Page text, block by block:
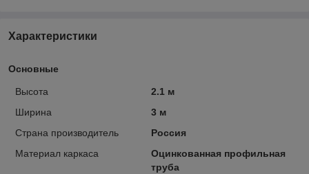
Характеристики
Основные
Высота
2.1 м
Ширина
3 м
Страна производитель
Россия
Материал каркаса
Оцинкованная профильная
труба